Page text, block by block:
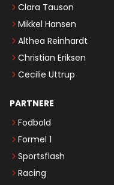
Clara Tauson
Mikkel Hansen
Althea Reinhardt
Christian Eriksen
Cecilie Uttrup
PARTNERE
Fodbold
Formel 1
Sportsflash
Racing